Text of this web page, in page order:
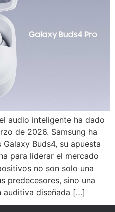
audio inteligente ha dado
de 2026. Samsung ha
Buds4, su apuesta
para liderar el mercado
no son solo una
predecesores, sino una
auditiva diseñada […]